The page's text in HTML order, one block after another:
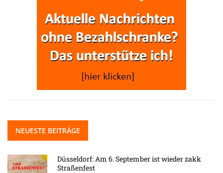
NEUESTE BEITRÄGE
Düsseldorf: Am 6. September ist wieder zakk
Straßenfest